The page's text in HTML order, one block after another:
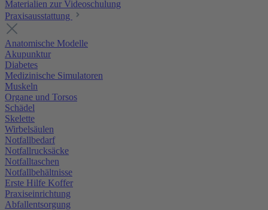
Materialien zur Videoschulung
Praxisausstattung
Anatomische Modelle
Akupunktur
Diabetes
Medizinische Simulatoren
Muskeln
Organe und Torsos
Schädel
Skelette
Wirbelsäulen
Notfallbedarf
Notfallrucksäcke
Notfalltaschen
Notfallbehältnisse
Erste Hilfe Koffer
Praxiseinrichtung
Abfallentsorgung